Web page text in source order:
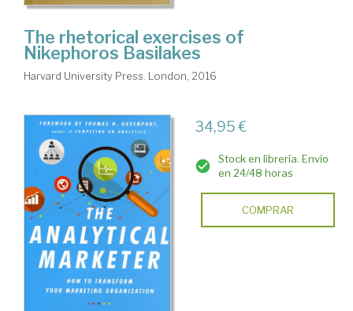
The rhetorical exercises of
Nikephoros Basilakes
Harvard University Press. London, 2016
34,95 €
Stock en librería. Envío
en 24/48 horas
COMPRAR